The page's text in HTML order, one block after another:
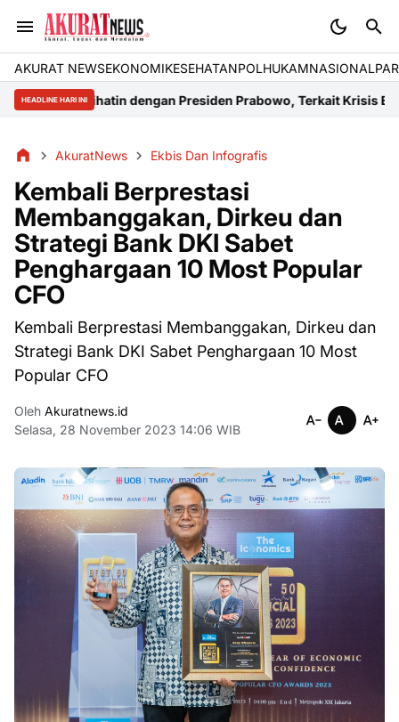
AKURAT NEWSEKONOMIKESEHATANPOLHUKAMNASIONAL
HEADLINE HARI INI
dengan Presiden Prabowo, Terkait Krisis Energi di Kalteng
AkuratNews Ekbis Dan Infografis
Kembali Berprestasi
Membanggakan, Dirkeu dan
Strategi Bank DKI Sabet
Penghargaan 10 Most Popular
CFO
Kembali Berprestasi Membanggakan, Dirkeu dan
Strategi Bank DKI Sabet Penghargaan 10 Most
Popular CFO
Oleh Akuratnews.id
Selasa, 28 November 2023 14:06 WIB